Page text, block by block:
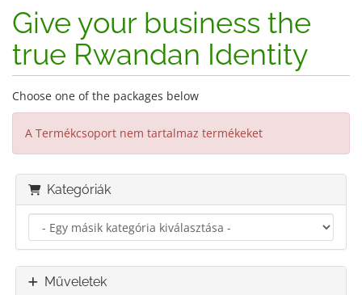
Give your business the
true Rwandan Identity
Choose one of the packages below
A Termékcsoport nem tartalmaz termékeket
Kategóriák
Műveletek